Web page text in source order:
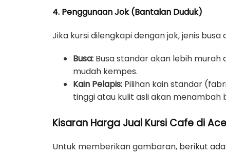
4. Penggunaan Jok (Bantalan Duduk)
Jika kursi dilengkapi dengan jok, jenis
Busa: Busa standar akan lebih murah
mudah kempes.
Kain Pelapis: Pilihan kain standar
tinggi atau kulit asli akan menambah
Kisaran Harga Jual Kursi Cafe di
Untuk memberikan gambaran, berikut